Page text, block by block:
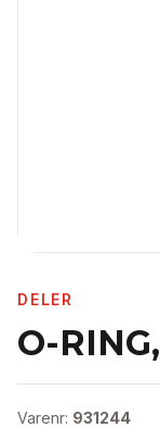
DELER
O-
Varenr: 931244